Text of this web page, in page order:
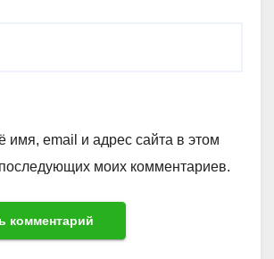
имя, email и адрес сайта в этом
моих комментариев.